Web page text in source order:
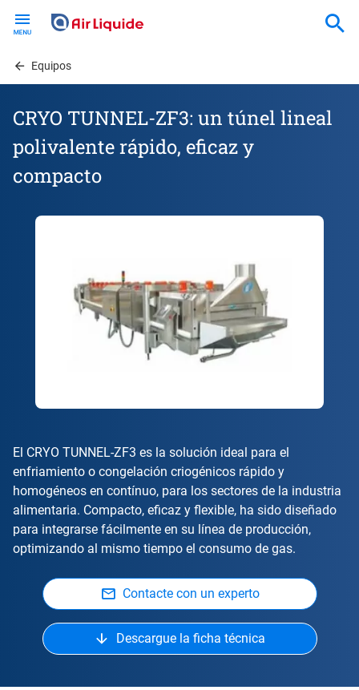
contentEquipos
CRYO TUNNEL-ZF3: un túnel lineal
polivalente rápido, eficaz y
compacto
El CRYO TUNNEL-ZF3 es la solución ideal para el
enfriamiento o congelación criogénicos rápido y
homogéneos en contínuo, para los sectores de la industria
alimentaria. Compacto, eficaz y flexible, ha sido diseñado
para integrarse fácilmente en su línea de producción,
optimizando al mismo tiempo el consumo de gas.
Contacte con un experto
Descargue la ficha técnica